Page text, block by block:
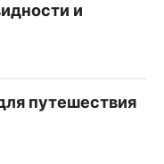
и
путешествия